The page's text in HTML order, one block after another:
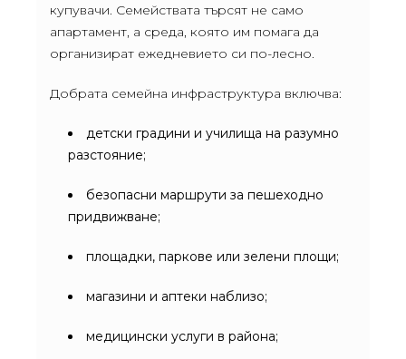
купувачи. Семействата търсят не само
апартамент, а среда, която им помага да
организират ежедневието си по-лесно.
Добрата семейна инфраструктура включва:
детски градини и училища на разумно
разстояние;
безопасни маршрути за пешеходно
придвижване;
площадки, паркове или зелени площи;
магазини и аптеки наблизо;
медицински услуги в района;